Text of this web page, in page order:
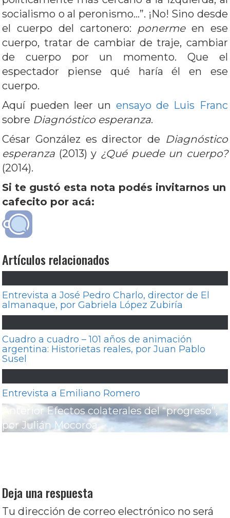
socialismo o al peronismo…”. ¡No! Sino desde
el cuerpo del cartonero: ponermeen ese
cuerpo, tratar de cambiar de traje, cambiar
de cuerpo por un momento. Que el
espectador piense qué haría él en ese
cuerpo.
Aquí pueden leer un ensayo de Luis Franc
sobre Diagnóstico esperanza.
César González es director de Diagnóstico
esperanza (2013) y ¿Qué puede un cuerpo?
(2014).
Si te gustó esta nota podés invitarnos un
cafecito por acá:
Artículos relacionados
Entrevista a José Pedro Charlo, director de El
almanaque, por Gabriela López Zubiría
Cuadro a cuadro – 101 años de animación
argentina: Historietas reales, por Juan Pablo
Susel
Entrevista a Emiliano Romero
Navegación
de
entradas
AnteriorEntrada
anterior:
Efectos colaterales del “progreso”,
por Julián Mocoroa
Deja una respuesta
Tu dirección de correo electrónico no será